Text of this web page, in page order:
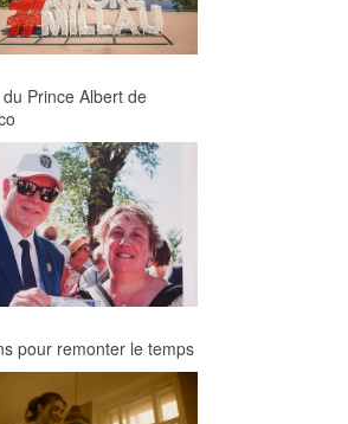
Prince Albert de
pour remonter le temps